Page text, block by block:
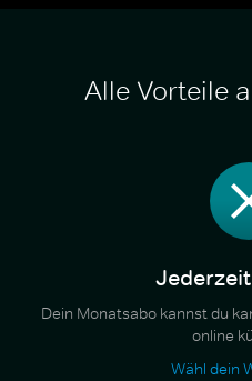
Alle Vorteile
Dein Monatsabo kannst du
online
Wähl dein